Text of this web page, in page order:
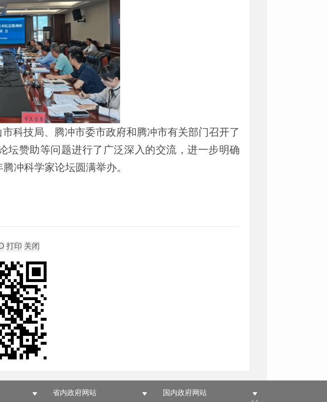
科技局、腾冲市委市政府和腾冲市有关部门召开了
坛赞助等问题进行了广泛深入的交流，进一步明确
腾冲科学家论坛圆满举办。
省内政府网站 国内政府网站